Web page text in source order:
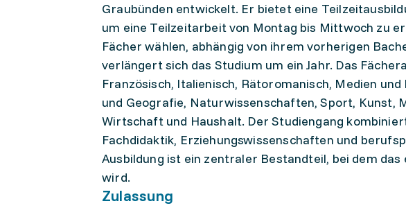
Graubünden entwickelt. Er bietet eine
um eine Teilzeitarbeit von Montag bis Mittwoch zu
Fächer wählen, abhängig von ihrem vorherigen
verlängert sich das Studium um ein Jahr. Das
Französisch, Italienisch, Rätoromanisch, Medien
und Geografie, Naturwissenschaften, Sport, Kunst,
Wirtschaft und Haushalt. Der Studiengang
Fachdidaktik, Erziehungswissenschaften und
Ausbildung ist ein zentraler Bestandteil, bei dem
wird.
Zulassung